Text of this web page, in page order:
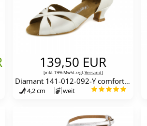
139,50 EUR
[inkl. 19% MwSt zzgl. Versand]
Diamant 141-012-092-Y comfort Variospin
4,2 cm weit